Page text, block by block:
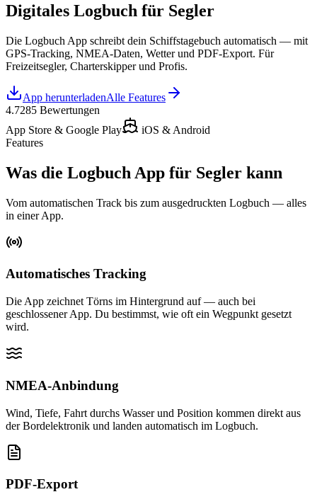
Digitales Logbuch für Segler
Die Logbuch App schreibt dein Schiffstagebuch automatisch — mit
GPS-Tracking, NMEA-Daten, Wetter und PDF-Export. Für
Freizeitsegler, Charterskipper und Profis.
App herunterladenAlle Features
4.7285 Bewertungen
App Store & Google Play
iOS & Android
Features
Was die Logbuch App für Segler kann
Vom automatischen Track bis zum ausgedruckten Logbuch — alles
in einer App.
Automatisches Tracking
Die App zeichnet Törns im Hintergrund auf — auch bei
geschlossener App. Du bestimmst, wie oft ein Wegpunkt gesetzt
wird.
NMEA-Anbindung
Wind, Tiefe, Fahrt durchs Wasser und Position kommen direkt aus
der Bordelektronik und landen automatisch im Logbuch.
PDF-Export